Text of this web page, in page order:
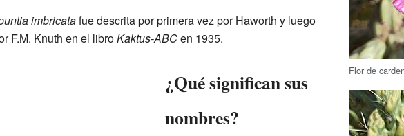
Flor de
imbricatafue descrita por primera vez por Haworth y luego
F.M. Knuth en el libroKaktus-ABCen 1935.
¿Qué significan sus
nombres?